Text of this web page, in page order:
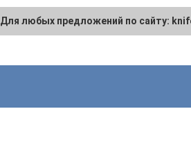
Для любых предложений по сайту: